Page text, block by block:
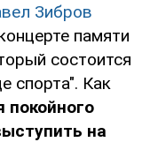
Зибров
памяти
состоится
спорта". Как
покойного
на